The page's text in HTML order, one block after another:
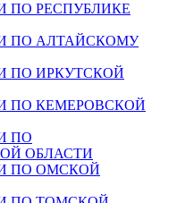
ПО РЕСПУБЛИКЕ
ПО АЛТАЙСКОМУ
ПО ИРКУТСКОЙ
ПО КЕМЕРОВСКОЙ
ПО
ОБЛАСТИ
ПО ОМСКОЙ